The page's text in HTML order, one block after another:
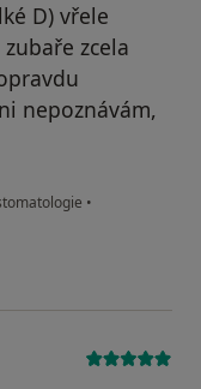
D) vřele
zcela
nepoznávám,
•